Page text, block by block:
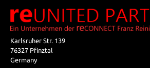
Karlsruher Str. 139
76327 Pfinztal
Germany